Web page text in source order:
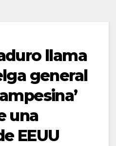
llama
general
una
EEUU